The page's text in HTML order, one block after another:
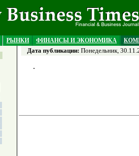
РЫНКИ ФИНАНСЫ И ЭКОНОМИКА
Дата публикации: Понедельник,